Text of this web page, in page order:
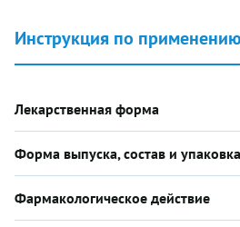
Инструкция по применению
Лекарственная форма
Форма выпуска, состав и упаковка
Фармакологическое действие